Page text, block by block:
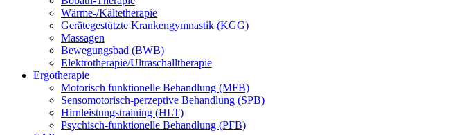
Wärme-/Kältetherapie
Gerätegestützte Krankengymnastik (KGG)
Massagen
Bewegungsbad (BWB)
Elektrotherapie/Ultraschalltherapie
Ergotherapie
Motorisch funktionelle Behandlung (MFB)
Sensomotorisch-perzeptive Behandlung (SPB)
Hirnleistungstraining (HLT)
Psychisch-funktionelle Behandlung (PFB)